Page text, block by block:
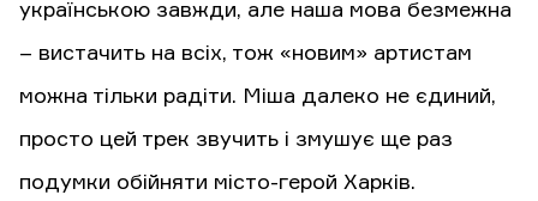
українською завжди, але наша мова безмежна
– вистачить на всіх, тож «новим» артистам
можна тільки радіти. Міша далеко не єдиний,
просто цей трек звучить і змушує ще раз
подумки обійняти місто-герой Харків.